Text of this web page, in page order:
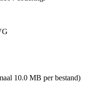
10.0 MB per bestand)